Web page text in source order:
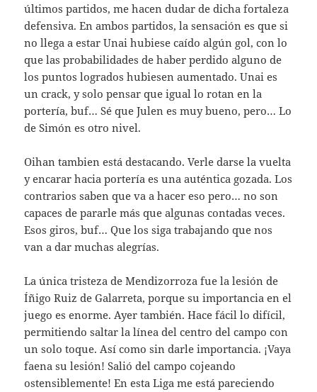
últimos partidos, me hacen dudar de dicha fortaleza
defensiva. En ambos partidos, la sensación es que si
no llega a estar Unai hubiese caído algún gol, con lo
que las probabilidades de haber perdido alguno de
los puntos logrados hubiesen aumentado. Unai es
un crack, y solo pensar que igual lo rotan en la
portería, buf… Sé que Julen es muy bueno, pero… Lo
de Simón es otro nivel.
Oihan tambien está destacando. Verle darse la vuelta
y encarar hacia portería es una auténtica gozada. Los
contrarios saben que va a hacer eso pero… no son
capaces de pararle más que algunas contadas veces.
Esos giros, buf… Que los siga trabajando que nos
van a dar muchas alegrías.
La única tristeza de Mendizorroza fue la lesión de
Íñigo Ruiz de Galarreta, porque su importancia en el
juego es enorme. Ayer también. Hace fácil lo difícil,
permitiendo saltar la línea del centro del campo con
un solo toque. Así como sin darle importancia. ¡Vaya
faena su lesión! Salió del campo cojeando
ostensiblemente! En esta Liga me está pareciendo